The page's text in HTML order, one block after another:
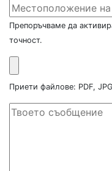
Препоръчваме да
точност.
Приети файлове: PDF,